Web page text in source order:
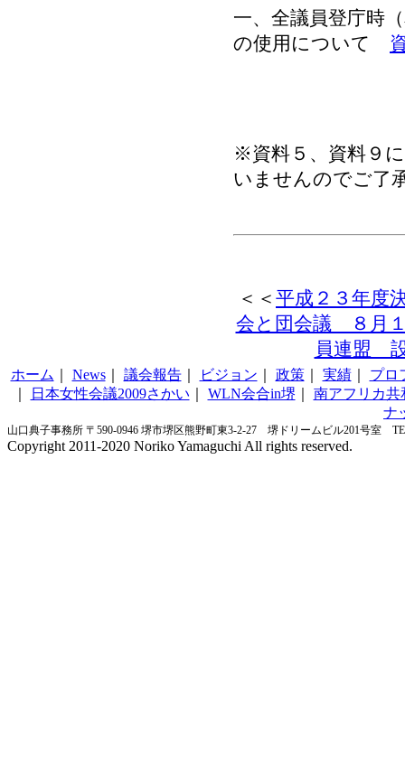
一、全議員登庁時
の使用について
※資料５、資料９
いませんのでご了
＜＜ 平成２３年度
会と団会議 ８月
員連盟
ホーム News｜ 議会報告｜ ビジョン 政策｜ 実績｜ プロ
日本女性会議2009さかい WLN会合in堺
南アフリカ共
ナ
山口典子事務所 〒590-0946 堺市堺区熊野町東3-2-27 堺ドリームビル201号室
Copyright 2011-2020 Noriko Yamaguchi All rights reserved.